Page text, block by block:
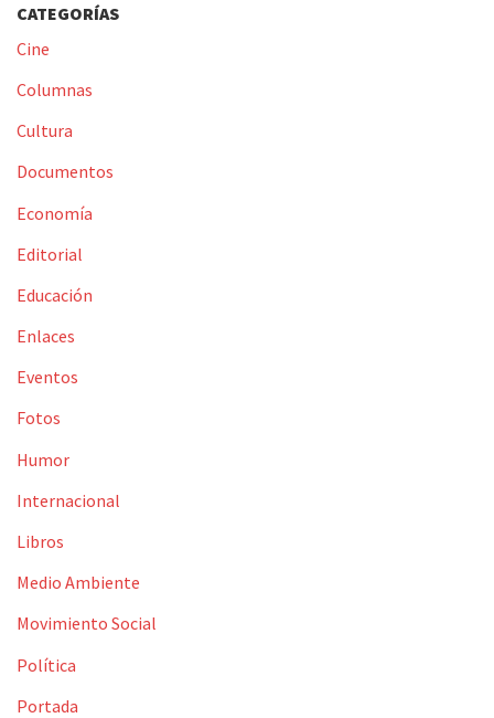
CATEGORÍAS
Cine
Columnas
Cultura
Documentos
Economía
Editorial
Educación
Enlaces
Eventos
Fotos
Humor
Internacional
Libros
Medio Ambiente
Movimiento Social
Política
Portada